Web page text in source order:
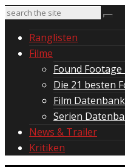
Ranglisten
Filme
Found Footage
Die 21 besten
Film Datenbank
Serien
News & Trailer
Kritiken